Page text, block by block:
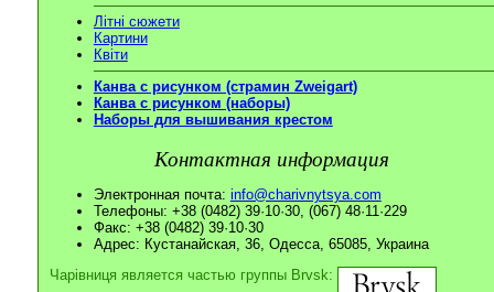
Літні сюжети
Картини
Квіти
Канва с рисунком (страмин Zweigart)
Канва с рисунком (наборы)
Наборы для вышивания крестом
Контактная информация
Электронная почта: info@charivnytsya.com
Телефоны: +38 (0482) 39·10·30, (067) 48·11·229
Факс: +38 (0482) 39·10·30
Адрес: Кустанайская, 36, Одесса, 65085, Украина
Чарівниця является частью группы Brvsk: